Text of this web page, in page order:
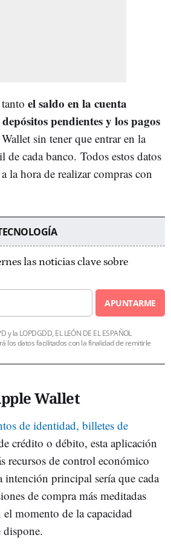
el saldo en la cuenta
pendientes y los pagos
Wallet sin tener que entrar en la
cada banco. Todos estos datos
la hora de realizar compras con
las noticias clave sobre
APUNTARME
y la LOPDGDD, EL LEÓN DE EL ESPAÑOL
los datos facilitados con la finalidad de remitirle
Wallet
de identidad, billetes de
crédito o débito, esta aplicación
recursos de control económico
intención principal sería que cada
de compra más meditadas
el momento de la capacidad
dispone.